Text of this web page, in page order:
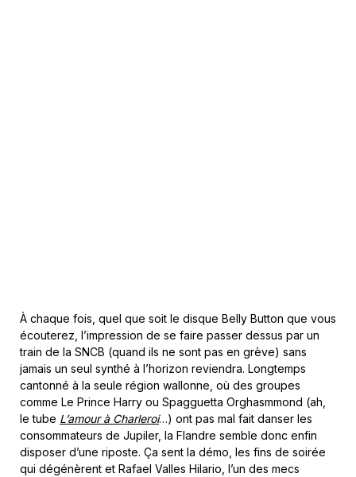
À chaque fois, quel que soit le disque Belly Button que vous
écouterez, l’impression de se faire passer dessus par un
train de la SNCB (quand ils ne sont pas en grève) sans
jamais un seul synthé à l’horizon reviendra. Longtemps
cantonné à la seule région wallonne, où des groupes
comme Le Prince Harry ou Spagguetta Orghasmmond (ah,
le tube L’amour à Charleroi…) ont pas mal fait danser les
consommateurs de Jupiler, la Flandre semble donc enfin
disposer d’une riposte. Ça sent la démo, les fins de soirée
qui dégénèrent et Rafael Valles Hilario, l’un des mecs